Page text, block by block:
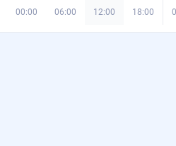
00:00 06:00 12:00 18:00